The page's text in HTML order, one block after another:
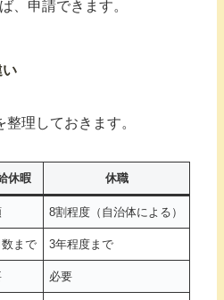
、申請できます。
理しておきます。
休暇 休職
8割程度（自治体による）
まで 3年程度まで
必要